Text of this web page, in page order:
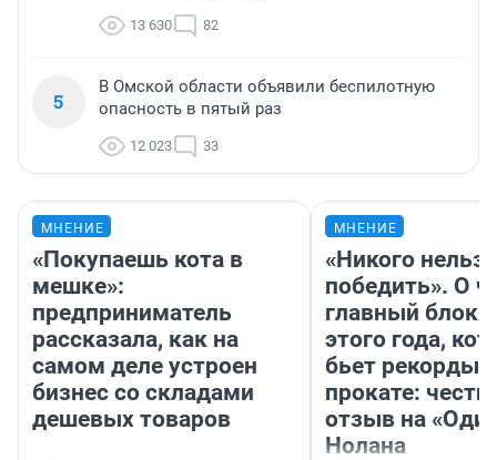
13 630 82
5
В Омской области объявили беспилотную
опасность в пятый раз
12 023 33
МНЕНИЕ
«Покупаешь кота в
мешке»:
предприниматель
рассказала, как на
самом деле устроен
бизнес со складами
дешевых товаров
МНЕНИЕ
«Никого нельзя
победить». О
главный
этого года,
бьет рекорды в
прокате:
отзыв на
Нолана